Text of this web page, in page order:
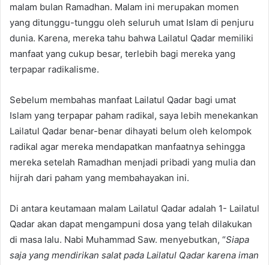
d
a
n
e
m
malam bulan Ramadhan. Malam ini merupakan momen
yang ditunggu-tunggu oleh seluruh umat Islam di penjuru
dunia. Karena, mereka tahu bahwa Lailatul Qadar memiliki
manfaat yang cukup besar, terlebih bagi mereka yang
terpapar radikalisme.
Sebelum membahas manfaat Lailatul Qadar bagi umat
Islam yang terpapar paham radikal, saya lebih menekankan
Lailatul Qadar benar-benar dihayati belum oleh kelompok
radikal agar mereka mendapatkan manfaatnya sehingga
mereka setelah Ramadhan menjadi pribadi yang mulia dan
hijrah dari paham yang membahayakan ini.
Di antara keutamaan malam Lailatul Qadar adalah 1- Lailatul
Qadar akan dapat mengampuni dosa yang telah dilakukan
di masa lalu. Nabi Muhammad Saw. menyebutkan, “Siapa
saja yang mendirikan salat pada Lailatul Qadar karena iman